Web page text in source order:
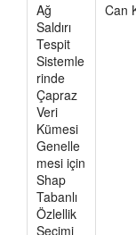
Ağ
Saldırı
Tespit
Sistemle
rinde
Çapraz
Veri
Kümesi
Genelle
mesi için
Shap
Tabanlı
Özlellik
Seçimi
Can